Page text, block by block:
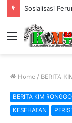
Menu
Home / BERITA
BERITA KIM
KESEHATAN